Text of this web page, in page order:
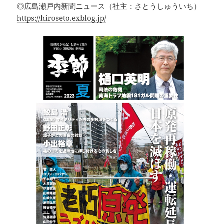
◎広島瀬戸内新聞ニュース（社主：さとうしゅういち）
https://hiroseto.exblog.jp/